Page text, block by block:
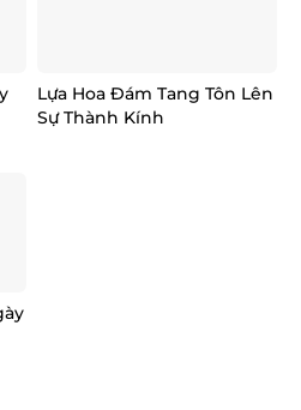
Lựa Hoa Đám Tang Tôn Lên
Sự Thành Kính